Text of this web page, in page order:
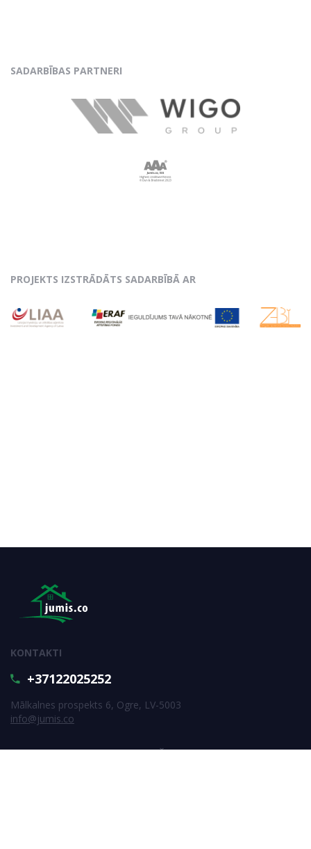
SADARBĪBAS PARTNERI
PROJEKTS IZSTRĀDĀTS SADARBĪBĀ AR
KONTAKTI
+37122025252
Mālkalnes prospekts 6, Ogre, LV-5003
info@jumis.co
PIERAKSTIES JAUNUMU SAŅEMŠANAI